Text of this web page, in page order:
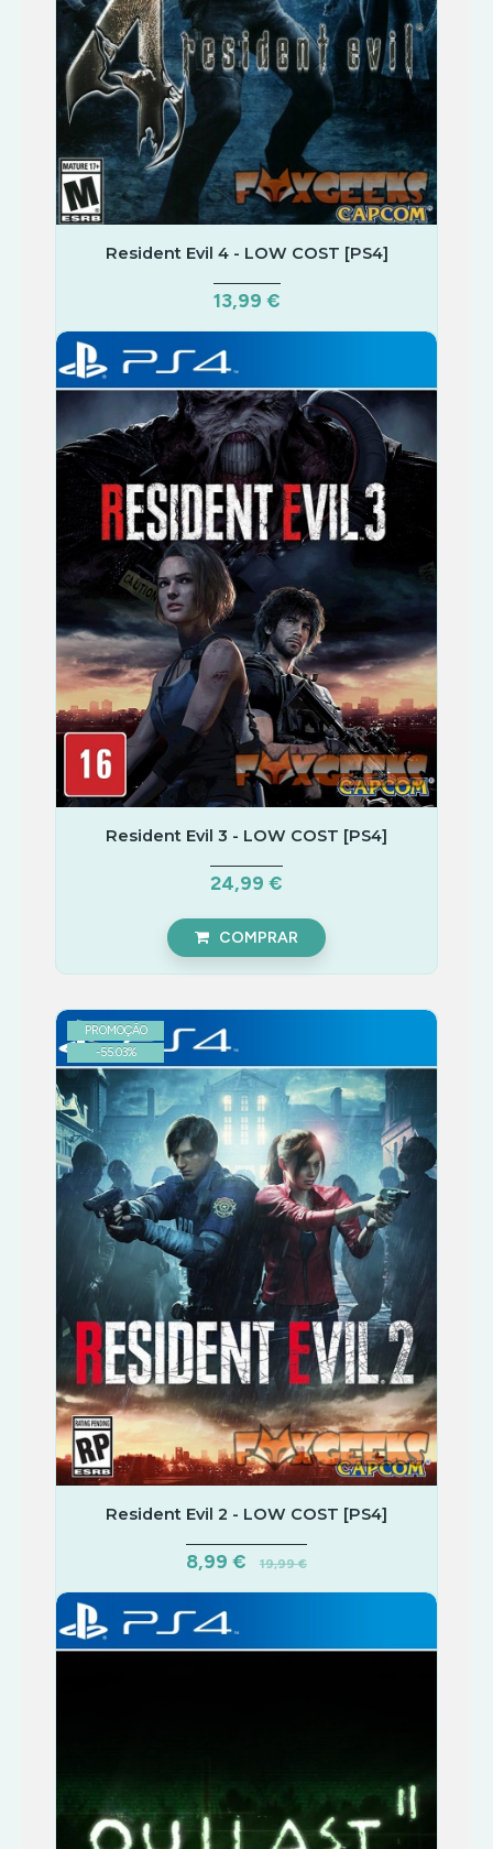
Resident Evil 4 - LOW COST [PS4]
13,99 €
COMPRAR
Resident Evil 3 - LOW COST [PS4]
24,99 €
COMPRAR
PROMOÇÃO
-55.03%
Resident Evil 2 - LOW COST [PS4]
8,99 € 19,99 €
COMPRAR